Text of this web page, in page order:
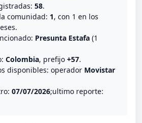
58.
comunidad: 1, con 1 en los
Presunta Estafa (1
Colombia, prefijo +57.
disponibles: operador Movistar
07/07/2026;ultimo reporte: